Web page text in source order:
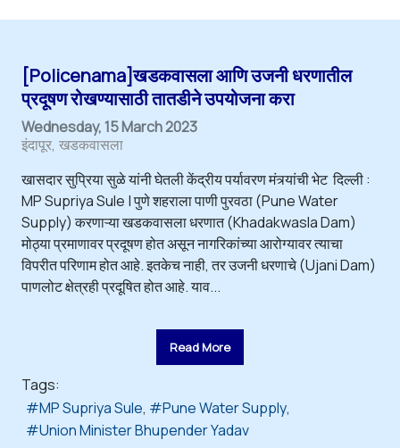
[Policenama]खडकवासला आणि उजनी धरणातील
प्रदूषण रोखण्यासाठी तातडीने उपयोजना करा
Wednesday, 15 March 2023
इंदापूर खडकवासला
खासदार सुप्रिया सुळे यांनी घेतली केंद्रीय पर्यावरण मंत्र्यांची भेट दिल्ली :
MP Supriya Sule | पुणे शहराला पाणी पुरवठा (Pune Water
Supply) करणाऱ्या खडकवासला धरणात (Khadakwasla Dam)
मोठ्या प्रमाणावर प्रदूषण होत असून नागरिकांच्या आरोग्यावर त्याचा
विपरीत परिणाम होत आहे. इतकेच नाही, तर उजनी धरणाचे (Ujani Dam)
पाणलोट क्षेत्रही प्रदूषित होत आहे. याव...
Read More
Tags:
MP Supriya Sule
Pune Water Supply
Union Minister Bhupender Yadav